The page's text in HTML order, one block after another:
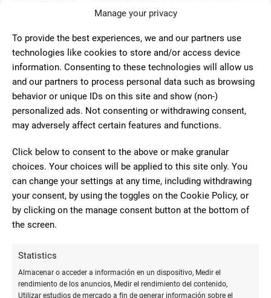
Manage your privacy
To provide the best experiences, we and our partners use
technologies like cookies to store and/or access device
information. Consenting to these technologies will allow us
and our partners to process personal data such as browsing
behavior or unique IDs on this site and show (non-)
personalized ads. Not consenting or withdrawing consent,
may adversely affect certain features and functions.
Click below to consent to the above or make granular
choices. Your choices will be applied to this site only. You
can change your settings at any time, including withdrawing
your consent, by using the toggles on the Cookie Policy, or
by clicking on the manage consent button at the bottom of
the screen.
Statistics
Almacenar o acceder a información en un dispositivo, Medir el
rendimiento de los anuncios, Medir el rendimiento del contenido,
Utilizar estudios de mercado a fin de generar información sobre el
gracias
Mónica Saigí
González
Gran variedad de artículos de
papelería y regalos. Buenos precios, y
buenas marcas. Muy buena atención por
parte de los dependientes.
Orlando
Gutierrez
2
Un trato lamentable por parte de
las trabajadoras. Falta de
profesionalidad, sin habilidades
cobran más. No lo recomiendo ni para comprar una cartulina.